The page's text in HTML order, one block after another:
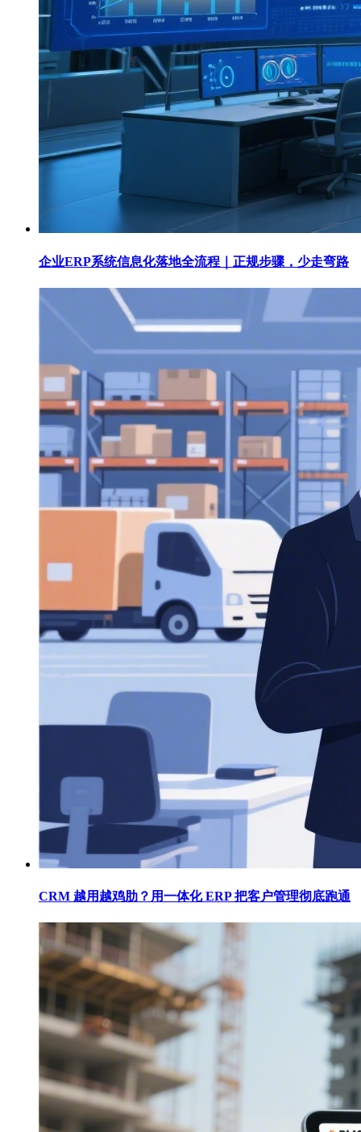
企业ERP系统信息化落地全流程｜正规步骤，少走弯路
CRM 越用越鸡肋？用一体化 ERP 把客户管理彻底跑通